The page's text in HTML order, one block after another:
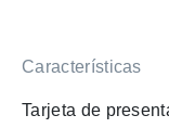
Características
Tarjeta de